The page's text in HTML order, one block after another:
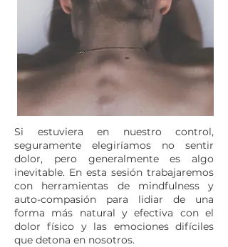
Si estuviera en nuestro control,
seguramente elegiríamos no sentir
dolor, pero generalmente es algo
inevitable. En esta sesión trabajaremos
con herramientas de mindfulness y
auto-compasión para lidiar de una
forma más natural y efectiva con el
dolor físico y las emociones difíciles
que detona en nosotros.